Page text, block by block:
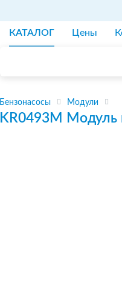
КАТАЛОГ Цены
Бензонасосы Модули
KR0493M Модуль